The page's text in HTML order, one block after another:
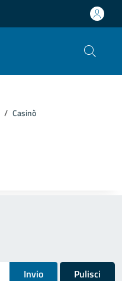
Casinò
Invio Pulisci